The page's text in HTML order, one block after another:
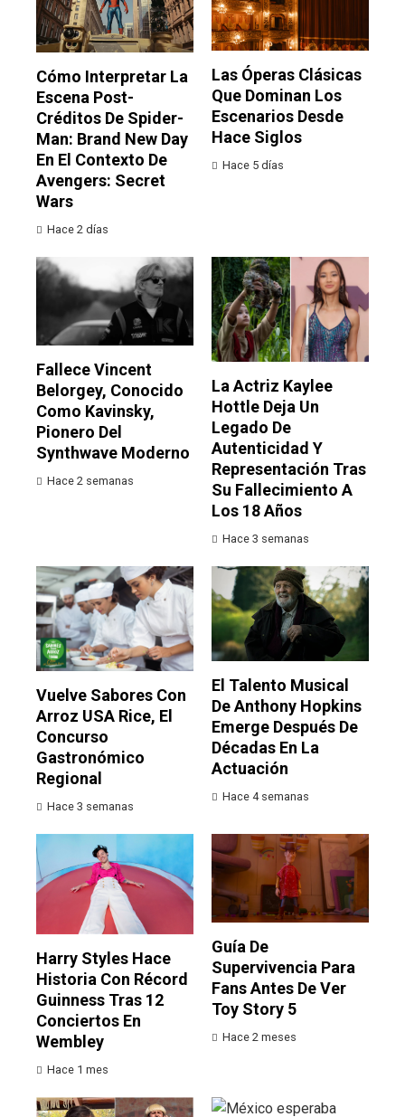
Cómo Interpretar La
Escena Post-
Créditos De Spider-
Man: Brand New Day
En El Contexto De
Avengers: Secret
Wars
Hace 2 días
Las Óperas Clásicas
Que Dominan Los
Escenarios Desde
Hace Siglos
Hace 5 días
Fallece Vincent
Belorgey, Conocido
Como Kavinsky,
Pionero Del
Synthwave Moderno
Hace 2 semanas
La Actriz Kaylee
Hottle Deja Un
Legado De
Autenticidad Y
Representación Tras
Su Fallecimiento A
Los 18 Años
Hace 3 semanas
Vuelve Sabores Con
Arroz USA Rice, El
Concurso
Gastronómico
Regional
Hace 3 semanas
El Talento Musical
De Anthony Hopkins
Emerge Después De
Décadas En La
Actuación
Hace 4 semanas
Harry Styles Hace
Historia Con Récord
Guinness Tras 12
Conciertos En
Wembley
Hace 1 mes
Guía De
Supervivencia Para
Fans Antes De Ver
Toy Story 5
Hace 2 meses